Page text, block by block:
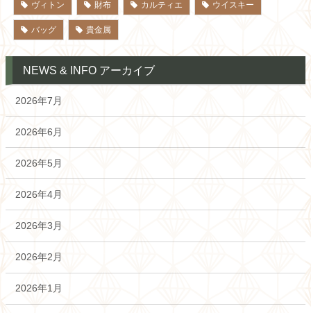
ヴィトン 財布 カルティエ ウイスキー
バッグ 貴金属
NEWS & INFO アーカイブ
2026年7月
2026年6月
2026年5月
2026年4月
2026年3月
2026年2月
2026年1月